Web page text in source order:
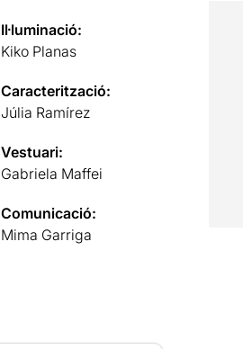
Il·luminació:
Kiko Planas
Caracterització:
Júlia Ramírez
Vestuari:
Gabriela Maffei
Comunicació:
Mima Garriga